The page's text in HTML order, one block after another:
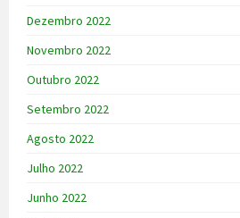
Dezembro 2022
Novembro 2022
Outubro 2022
Setembro 2022
Agosto 2022
Julho 2022
Junho 2022